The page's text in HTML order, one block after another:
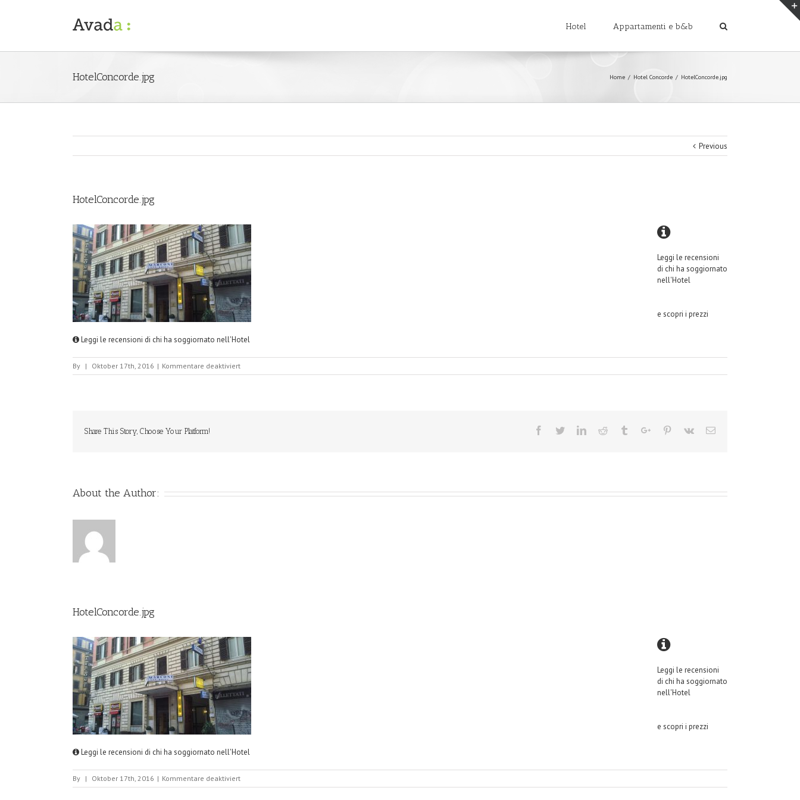
Hotel Appartamenti e b&b
HotelConcorde.jpg Home / Hotel Concorde / HotelConcorde.jpg
Previous
HotelConcorde.jpg
Leggi le recensioni
di chi ha soggiornato
nell'Hotel
e scopri i prezzi
Leggi le recensioni di chi ha soggiornato nell'Hotel
By | Oktober 17th, 2016 | Kommentare deaktiviertfür
HotelConcorde.jpg
Share This Story, Choose Your Platform! Facebook
TwitterLinkedinReddit TumblrGoogle+Pinterest
Vk Email
About the Author:
HotelConcorde.jpg
Leggi le recensioni
di chi ha soggiornato
nell'Hotel
e scopri i prezzi
Leggi le recensioni di chi ha soggiornato nell'Hotel
By | Oktober 17th, 2016 | Kommentare deaktiviertfür
HotelConcorde.jpg